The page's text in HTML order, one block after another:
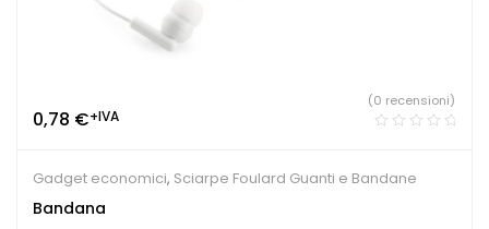
0,78 €+IVA
(0 recensioni)
Gadget economici, Sciarpe Foulard Guanti e Bandane
Bandana